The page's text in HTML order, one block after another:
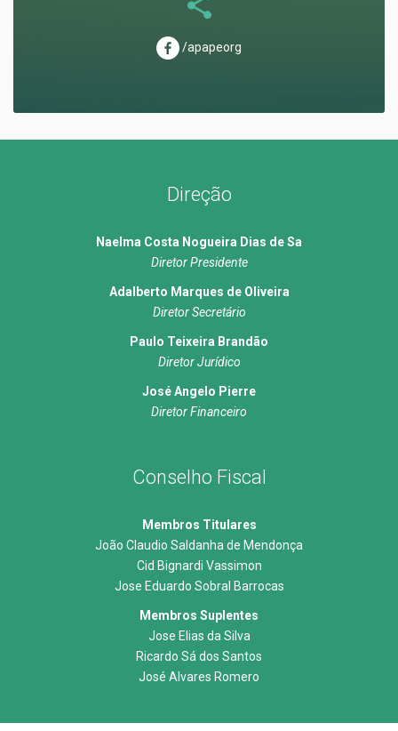
/apapeorg
Direção
Naelma Costa Nogueira Dias de Sa
Diretor Presidente
Adalberto Marques de Oliveira
Diretor Secretário
Paulo Teixeira Brandão
Diretor Jurídico
José Angelo Pierre
Diretor Financeiro
Conselho Fiscal
Membros Titulares
João Claudio Saldanha de Mendonça
Cid Bignardi Vassimon
Jose Eduardo Sobral Barrocas
Membros Suplentes
Jose Elias da Silva
Ricardo Sá dos Santos
José Alvares Romero